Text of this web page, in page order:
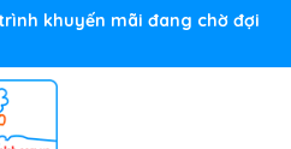
khuyến mãi đang chờ đợi